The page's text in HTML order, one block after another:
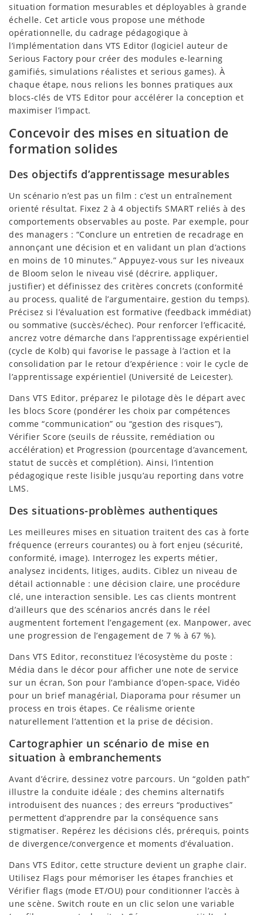
situation formation mesurables et déployables à grande
échelle. Cet article vous propose une méthode
opérationnelle, du cadrage pédagogique à
l’implémentation dans VTS Editor (logiciel auteur de
Serious Factory pour créer des modules e-learning
gamifiés, simulations réalistes et serious games). À
chaque étape, nous relions les bonnes pratiques aux
blocs-clés de VTS Editor pour accélérer la conception et
maximiser l’impact.
Concevoir des mises en situation de
formation solides
Des objectifs d’apprentissage mesurables
Un scénario n’est pas un film : c’est un entraînement
orienté résultat. Fixez 2 à 4 objectifs SMART reliés à des
comportements observables au poste. Par exemple, pour
des managers : “Conclure un entretien de recadrage en
annonçant une décision et en validant un plan d’actions
en moins de 10 minutes.” Appuyez-vous sur les niveaux
de Bloom selon le niveau visé (décrire, appliquer,
justifier) et définissez des critères concrets (conformité
au process, qualité de l’argumentaire, gestion du temps).
Précisez si l’évaluation est formative (feedback immédiat)
ou sommative (succès/échec). Pour renforcer l’efficacité,
ancrez votre démarche dans l’apprentissage expérientiel
(cycle de Kolb) qui favorise le passage à l’action et la
consolidation par le retour d’expérience : voir le cycle de
l’apprentissage expérientiel (Université de Leicester).
Dans VTS Editor, préparez le pilotage dès le départ avec
les blocs Score (pondérer les choix par compétences
comme “communication” ou “gestion des risques”),
Vérifier Score (seuils de réussite, remédiation ou
accélération) et Progression (pourcentage d’avancement,
statut de succès et complétion). Ainsi, l’intention
pédagogique reste lisible jusqu’au reporting dans votre
LMS.
Des situations-problèmes authentiques
Les meilleures mises en situation traitent des cas à forte
fréquence (erreurs courantes) ou à fort enjeu (sécurité,
conformité, image). Interrogez les experts métier,
analysez incidents, litiges, audits. Ciblez un niveau de
détail actionnable : une décision claire, une procédure
clé, une interaction sensible. Les cas clients montrent
d’ailleurs que des scénarios ancrés dans le réel
augmentent fortement l’engagement (ex. Manpower, avec
une progression de l’engagement de 7 % à 67 %).
Dans VTS Editor, reconstituez l’écosystème du poste :
Média dans le décor pour afficher une note de service
sur un écran, Son pour l’ambiance d’open-space, Vidéo
pour un brief managérial, Diaporama pour résumer un
process en trois étapes. Ce réalisme oriente
naturellement l’attention et la prise de décision.
Cartographier un scénario de mise en
situation à embranchements
Avant d’écrire, dessinez votre parcours. Un “golden path”
illustre la conduite idéale ; des chemins alternatifs
introduisent des nuances ; des erreurs “productives”
permettent d’apprendre par la conséquence sans
stigmatiser. Repérez les décisions clés, prérequis, points
de divergence/convergence et moments d’évaluation.
Dans VTS Editor, cette structure devient un graphe clair.
Utilisez Flags pour mémoriser les étapes franchies et
Vérifier flags (mode ET/OU) pour conditionner l’accès à
une scène. Switch route en un clic selon une variable